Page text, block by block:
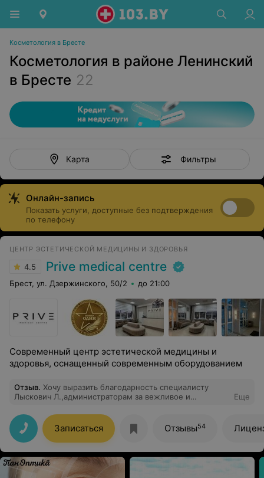
Косметология в Бресте
Косметология в районе Ленинский
в Бресте 22
Карта Фильтры
Онлайн-запись
Показать услуги, доступные без подтверждения
по телефону
ЦЕНТР ЭСТЕТИЧЕСКОЙ МЕДИЦИНЫ И ЗДОРОВЬЯ
4.5 Prive medical centre
Брест, ул. Дзержинского, 50/2 до 21:00
Современный центр эстетической медицины и
здоровья, оснащенный современным оборудованием
Отзыв. Хочу выразить благодарность специалисту
Лыскович Л.,администраторам за вежливое и
прекрасный рабочий персонал
Еще
Записаться Отзывы54